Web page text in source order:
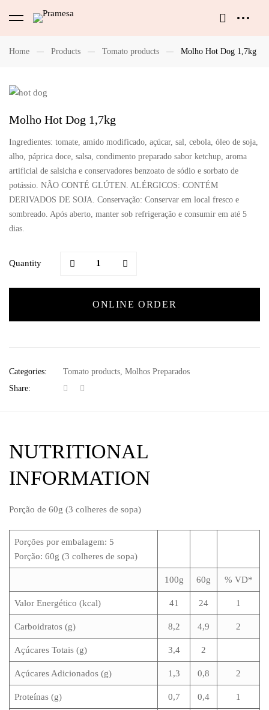
Home Products Tomato products Molho Hot Dog 1,7kg
Molho Hot Dog 1,7kg
Ingredientes: tomate, amido modificado, açúcar, sal, cebola, óleo de soja,
alho, páprica doce, salsa, condimento preparado sabor ketchup, aroma
artificial de salsicha e conservadores benzoato de sódio e sorbato de
potássio. NÃO CONTÉ GLÚTEN. ALÉRGICOS: CONTÉM
DERIVADOS DE SOJA. Conservação: Conservar em local fresco e
sombreado. Após aberto, manter sob refrigeração e consumir em até 5
dias.
Quantity
ONLINE ORDER
Categories: Tomato products Molhos Preparados
Share:
NUTRITIONAL
INFORMATION
Porção de 60g (3 colheres de sopa)
Porções por embalagem: 5
Porção: 60g (3 colheres de sopa)
100g 60g % VD*
Valor Energético (kcal) 41 24 1
Carboidratos (g) 8,2 4,9 2
Açúcares Totais (g) 3,4 2
Açúcares Adicionados (g) 1,3 0,8 2
Proteínas (g) 0,7 0,4 1